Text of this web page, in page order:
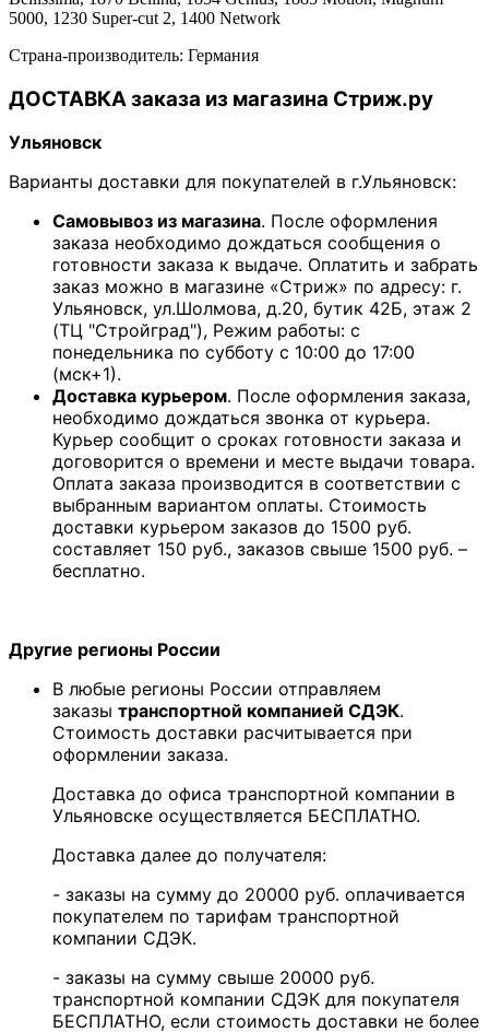
5000, 1230 Super-cut 2, 1400 Network
Страна-производитель: Германия
ДОСТАВКА заказа из магазина Стриж.ру
Ульяновск
Варианты доставки для покупателей в г.Ульяновск:
Самовывоз из магазина. После оформления
заказа необходимо дождаться сообщения о
готовности заказа к выдаче. Оплатить и забрать
заказ можно в магазине «Стриж» по адресу: г.
Ульяновск, ул.Шолмова, д.20, бутик 42Б, этаж 2
(ТЦ "Стройград"), Режим работы: с
понедельника по субботу с 10:00 до 17:00
(мск+1).
Доставка курьером. После оформления заказа,
необходимо дождаться звонка от курьера.
Курьер сообщит о сроках готовности заказа и
договорится о времени и месте выдачи товара.
Оплата заказа производится в соответствии с
выбранным вариантом оплаты. Стоимость
доставки курьером заказов до 1500 руб.
составляет 150 руб., заказов свыше 1500 руб. –
бесплатно.
Другие регионы России
В любые регионы России отправляем
заказы транспортной компанией СДЭК.
Стоимость доставки расчитывается при
оформлении заказа.
Доставка до офиса транспортной компании в
Ульяновске осуществляется БЕСПЛАТНО.
Доставка далее до получателя:
- заказы на сумму до 20000 руб. оплачивается
покупателем по тарифам транспортной
компании СДЭК.
- заказы на сумму свыше 20000 руб.
транспортной компании СДЭК для покупателя
БЕСПЛАТНО, если стоимость доставки не более